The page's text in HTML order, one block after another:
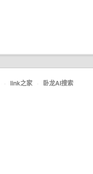
· link之家 · 卧龙AI搜索